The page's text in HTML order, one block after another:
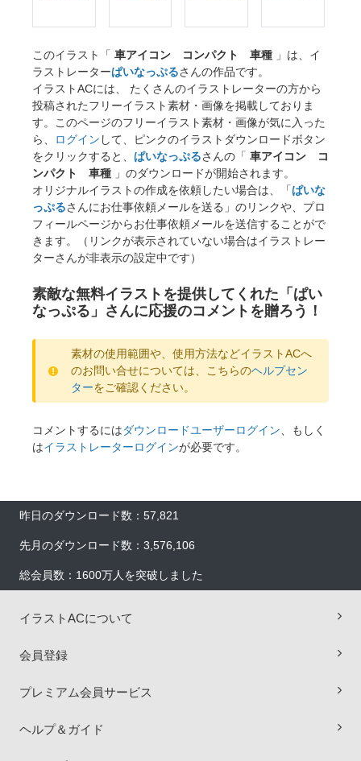
このイラスト「 車アイコン コンパクト 車種 」は、イ
ラストレーターぱいなっぷるさんの作品です。
イラストACには、 たくさんのイラストレーターの方から
投稿されたフリーイラスト素材・画像を掲載しておりま
す。このページのフリーイラスト素材・画像が気に入った
ら、
ログイン して、ピンクのイラストダウンロードボタン
をクリックすると、 ぱいなっぷるさんの「 車アイコン コ
ンパクト 車種 」のダウンロードが開始されます。
オリジナルイラストの作成を依頼したい場合は、「ぱいな
っぷるさんにお仕事依頼メールを送る」のリンクや、プロ
フィールページからお仕事依頼メールを送信することがで
きます。（リンクが表示されていない場合はイラストレー
ターさんが非表示の設定中です）
素敵な無料イラストを提供してくれた「ぱい
なっぷる」さんに応援のコメントを贈ろう！
素材の使用範囲や、使用方法などイラストACへ
のお問い合せについては、こちらのヘルプセン
ターをご確認ください。
コメントするにはダウンロードユーザーログイン、もしく
はイラストレーターログインが必要です。
昨日のダウンロード数：57,821
先月のダウンロード数：3,576,106
総会員数：1600万人を突破しました
イラストACについて
会員登録
プレミアム会員サービス
ヘルプ＆ガイド